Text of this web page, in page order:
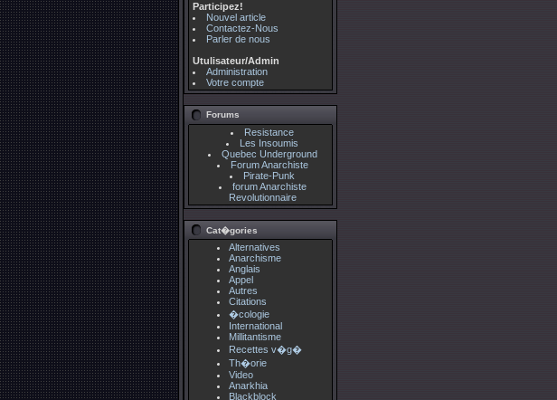
Participez!
Nouvel article
Contactez-Nous
Parler de nous
Utulisateur/Admin
Administration
Votre compte
Forums
Resistance
Les Insoumis
Quebec Underground
Forum Anarchiste
Pirate-Punk
forum Anarchiste
Revolutionnaire
Cat�gories
Alternatives
Anarchisme
Anglais
Appel
Autres
Citations
�cologie
International
Millitantisme
Recettes v�g�
Th�orie
Video
Anarkhia
Blackblock